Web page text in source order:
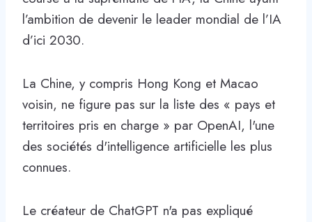
l’ambition de devenir le leader mondial de l’IA
d’ici 2030.
La Chine, y compris Hong Kong et Macao
voisin, ne figure pas sur la liste des « pays et
territoires pris en charge » par OpenAI, l'une
des sociétés d'intelligence artificielle les plus
connues.
Le créateur de ChatGPT n'a pas expliqué